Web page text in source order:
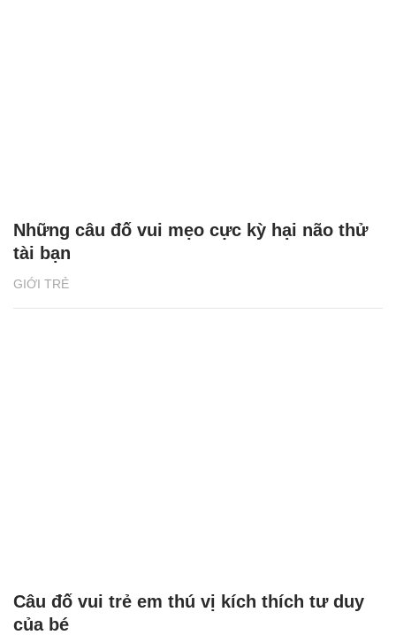
GIỚI TRẺ
Những câu đố vui mẹo cực kỳ hại não thử
tài bạn
Câu đố vui trẻ em thú vị kích thích tư duy
của bé